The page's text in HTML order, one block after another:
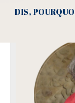
DIS,